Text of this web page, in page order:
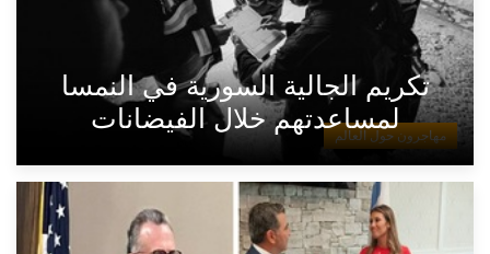
مهاجرون حول العالم
تكريم الجالية السورية في النمسا
لمساعدتهم خلال الفيضانات